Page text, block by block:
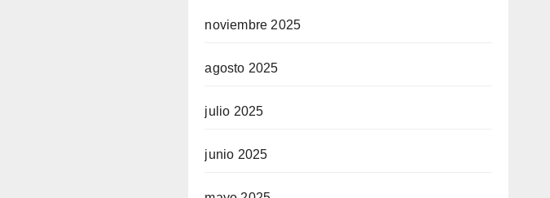
noviembre 2025
agosto 2025
julio 2025
junio 2025